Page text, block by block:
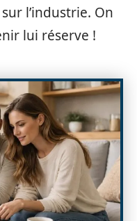
l’industrie. On
lui réserve !